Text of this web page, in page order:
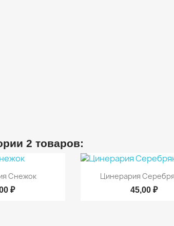
2 товаров:
просмотр
Снежок
₽
 Быстрый
Цинерария
45,00 ₽